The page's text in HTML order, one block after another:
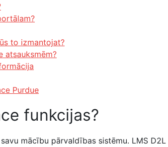
to izmantojat?
atsauksmēm?
Purdue
funkcijas?
mācību pārvaldības sistēmu. LMS D2L